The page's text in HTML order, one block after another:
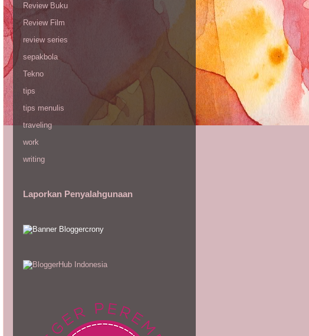
Review Buku
Review Film
review series
sepakbola
Tekno
tips
tips menulis
traveling
work
writing
Laporkan Penyalahgunaan